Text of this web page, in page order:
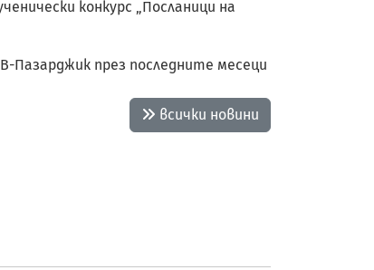
конкурс „Посланици на
Пазарджик през последните месеци
всички новини